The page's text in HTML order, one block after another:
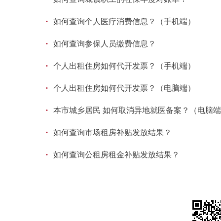
· 如何查询个人医疗消费信息？（手机端）
· 如何查询参保人员缴费信息？
· 个人出租住房如何代开发票？（手机端）
· 个人出租住房如何代开发票？（电脑端）
· 本市城乡居民 如何取消异地就医备案？（电脑
· 如何查询市场租房补贴发放结果？
· 如何查询公租房租金补贴发放结果？